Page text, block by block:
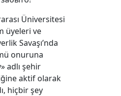
Üniversitesi
üyeleri ve
Savaşı’nda
onuruna
adlı şehir
aktif olarak
hiçbir şey